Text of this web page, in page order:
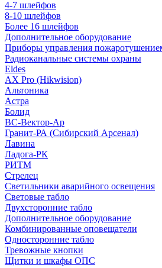
4-7 шлейфов
8-10 шлейфов
Более 16 шлейфов
Дополнительное оборудование
Приборы управления
Радиоканальные системы охраны
Eldes
AX Pro (Hikwision)
Альтоника
Астра
Болид
ВС-Вектор-Ар
Гранит-РА (Сибирский Арсенал)
Лавина
Ладога-РК
РИТМ
Стрелец
Светильники аварийного освещения
Световые табло
Двухсторонние табло
Дополнительное оборудование
Комбинированные оповещатели
Односторонние табло
Тревожные кнопки
Щитки и шкафы ОПС